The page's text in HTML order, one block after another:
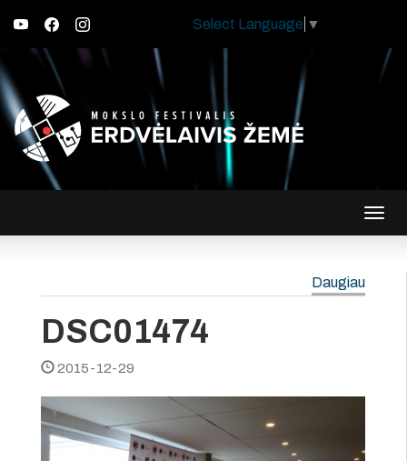
Select Language ▼
Daugiau
DSC01474
2015-12-29